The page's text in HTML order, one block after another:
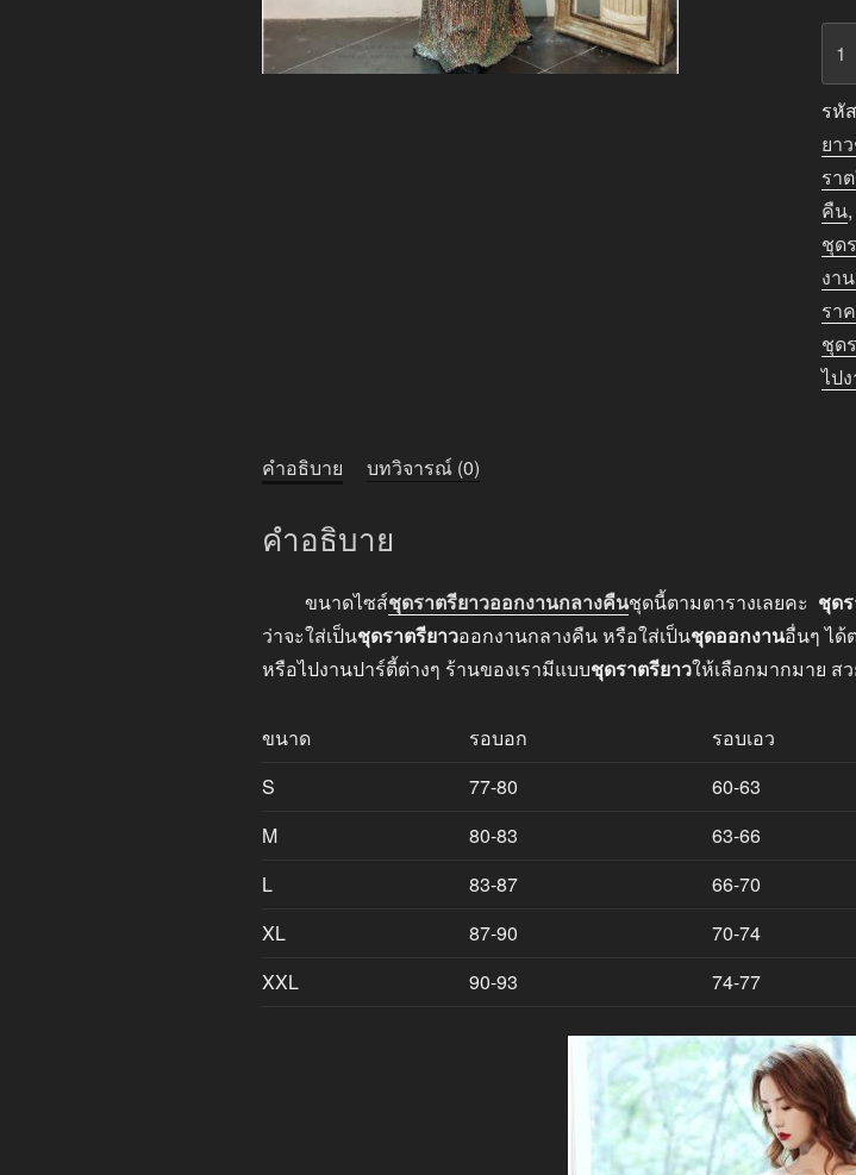
ชุด
รา
ยาว
ออ
กล
คืน
สีดำ
เรีย
หรู
ดูดี
รหั
ยา
รา
คืน,
ชุด
งา
รา
ชุด
ไป
คำอธิบาย บทวิจารณ์ (0)
คำอธิบาย
ขนาดไซส์ชุดราตรียาวออกงานกลางคืนชุดนี้ตามตารางเลยคะ ชุด
ว่าจะใส่เป็นชุดราตรียาวออกงานกลางคืน หรือใส่เป็นชุดออกงานอื่นๆ ได้
หรือไปงานปาร์ตี้ต่างๆ ร้านของเรามีแบบชุดราตรียาวให้เลือกมากมาย ส
ขนาด รอบอก รอบเอว
S
77-80 60-63
M
80-83 63-66
L
83-87 66-70
XL
87-90 70-74
XXL
90-93 74-77